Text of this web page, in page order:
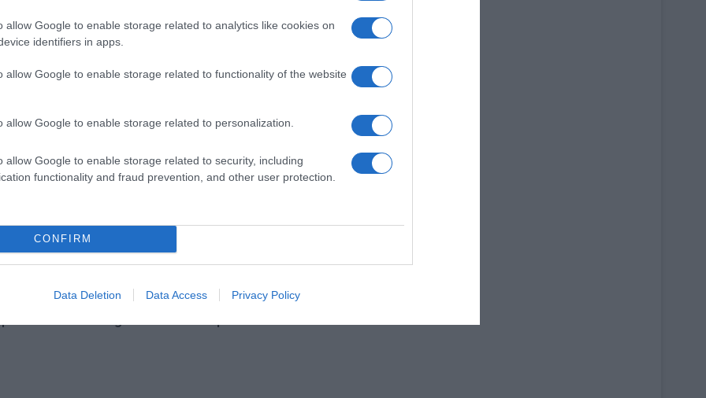
allow Google to enable storage related to analytics like cookies on
identifiers in apps.
allow Google to enable storage related to functionality of the website
allow Google to enable storage related to personalization.
allow Google to enable storage related to security, including
functionality and fraud prevention, and other user protection.
CONFIRM
Data Deletion Data Access Privacy Policy
associe la douceur onctueuse du lait de coco à
Saint-Brieuc, relevées d’épices parfumées. Une
culinaire gourmande et équilibrée.